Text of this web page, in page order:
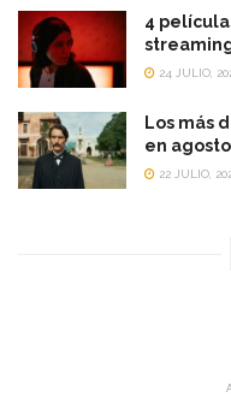
4
24 JULIO,
Los más
en agosto
22 JULIO,